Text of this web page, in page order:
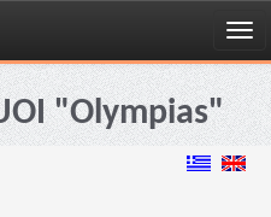
"Olympias"